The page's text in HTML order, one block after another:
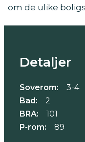
om de ulike
Detaljer
Soverom:
3-4
Bad:
2
BRA:
101
P-rom:
89